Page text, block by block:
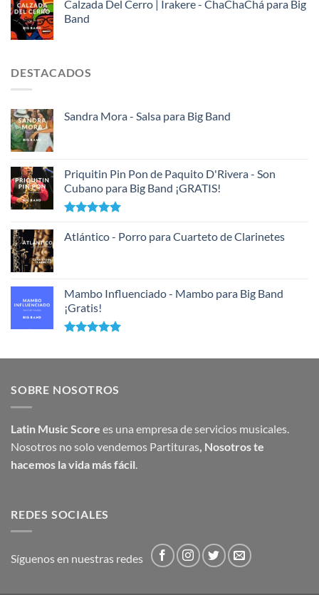
Calzada Del Cerro | Irakere - ChaChaChá para Big
Band
DESTACADOS
Sandra Mora - Salsa para Big Band
Priquitin Pin Pon de Paquito D'Rivera - Son
Cubano para Big Band ¡GRATIS!
con5.00
Atlántico - Porro para Cuarteto de Clarinetes
Mambo Influenciado - Mambo para Big Band
¡Gratis!
SOBRE NOSOTROS
Latin Music Score es una empresa de servicios musicales.
Nosotros no solo vendemos Partituras, Nosotros te
hacemos la vida más fácil.
REDES SOCIALES
Síguenos en nuestras redes